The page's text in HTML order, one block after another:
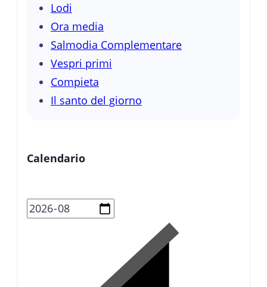
Lodi
Ora media
Salmodia Complementare
Vespri primi
Compieta
Il santo del giorno
Calendario